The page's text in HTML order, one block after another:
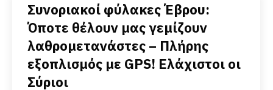
Συνοριακοί φύλακες Έβρου:
Όποτε θέλουν μας γεμίζουν
λαθρομετανάστες – Πλήρης
εξοπλισμός με GPS! Ελάχιστοι οι
Σύριοι